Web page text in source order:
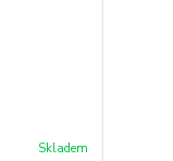
Skladem